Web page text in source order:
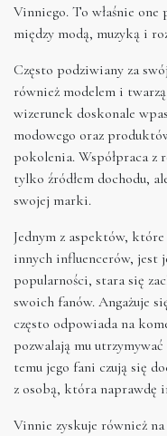
Vinniego. To właśnie one
między modą, muzyką i
Często podziwiany za
również modelem i
wizerunek doskonale
modowego oraz
pokolenia. Współpraca z
tylko źródłem dochodu,
swojej marki.
Jednym z aspektów,
innych influencerów, jest
popularności, stara się
swoich fanów. Angażuje
często odpowiada na
pozwalają mu
temu jego fani czują się
z osobą, która naprawdę
Vinnie zyskuje również